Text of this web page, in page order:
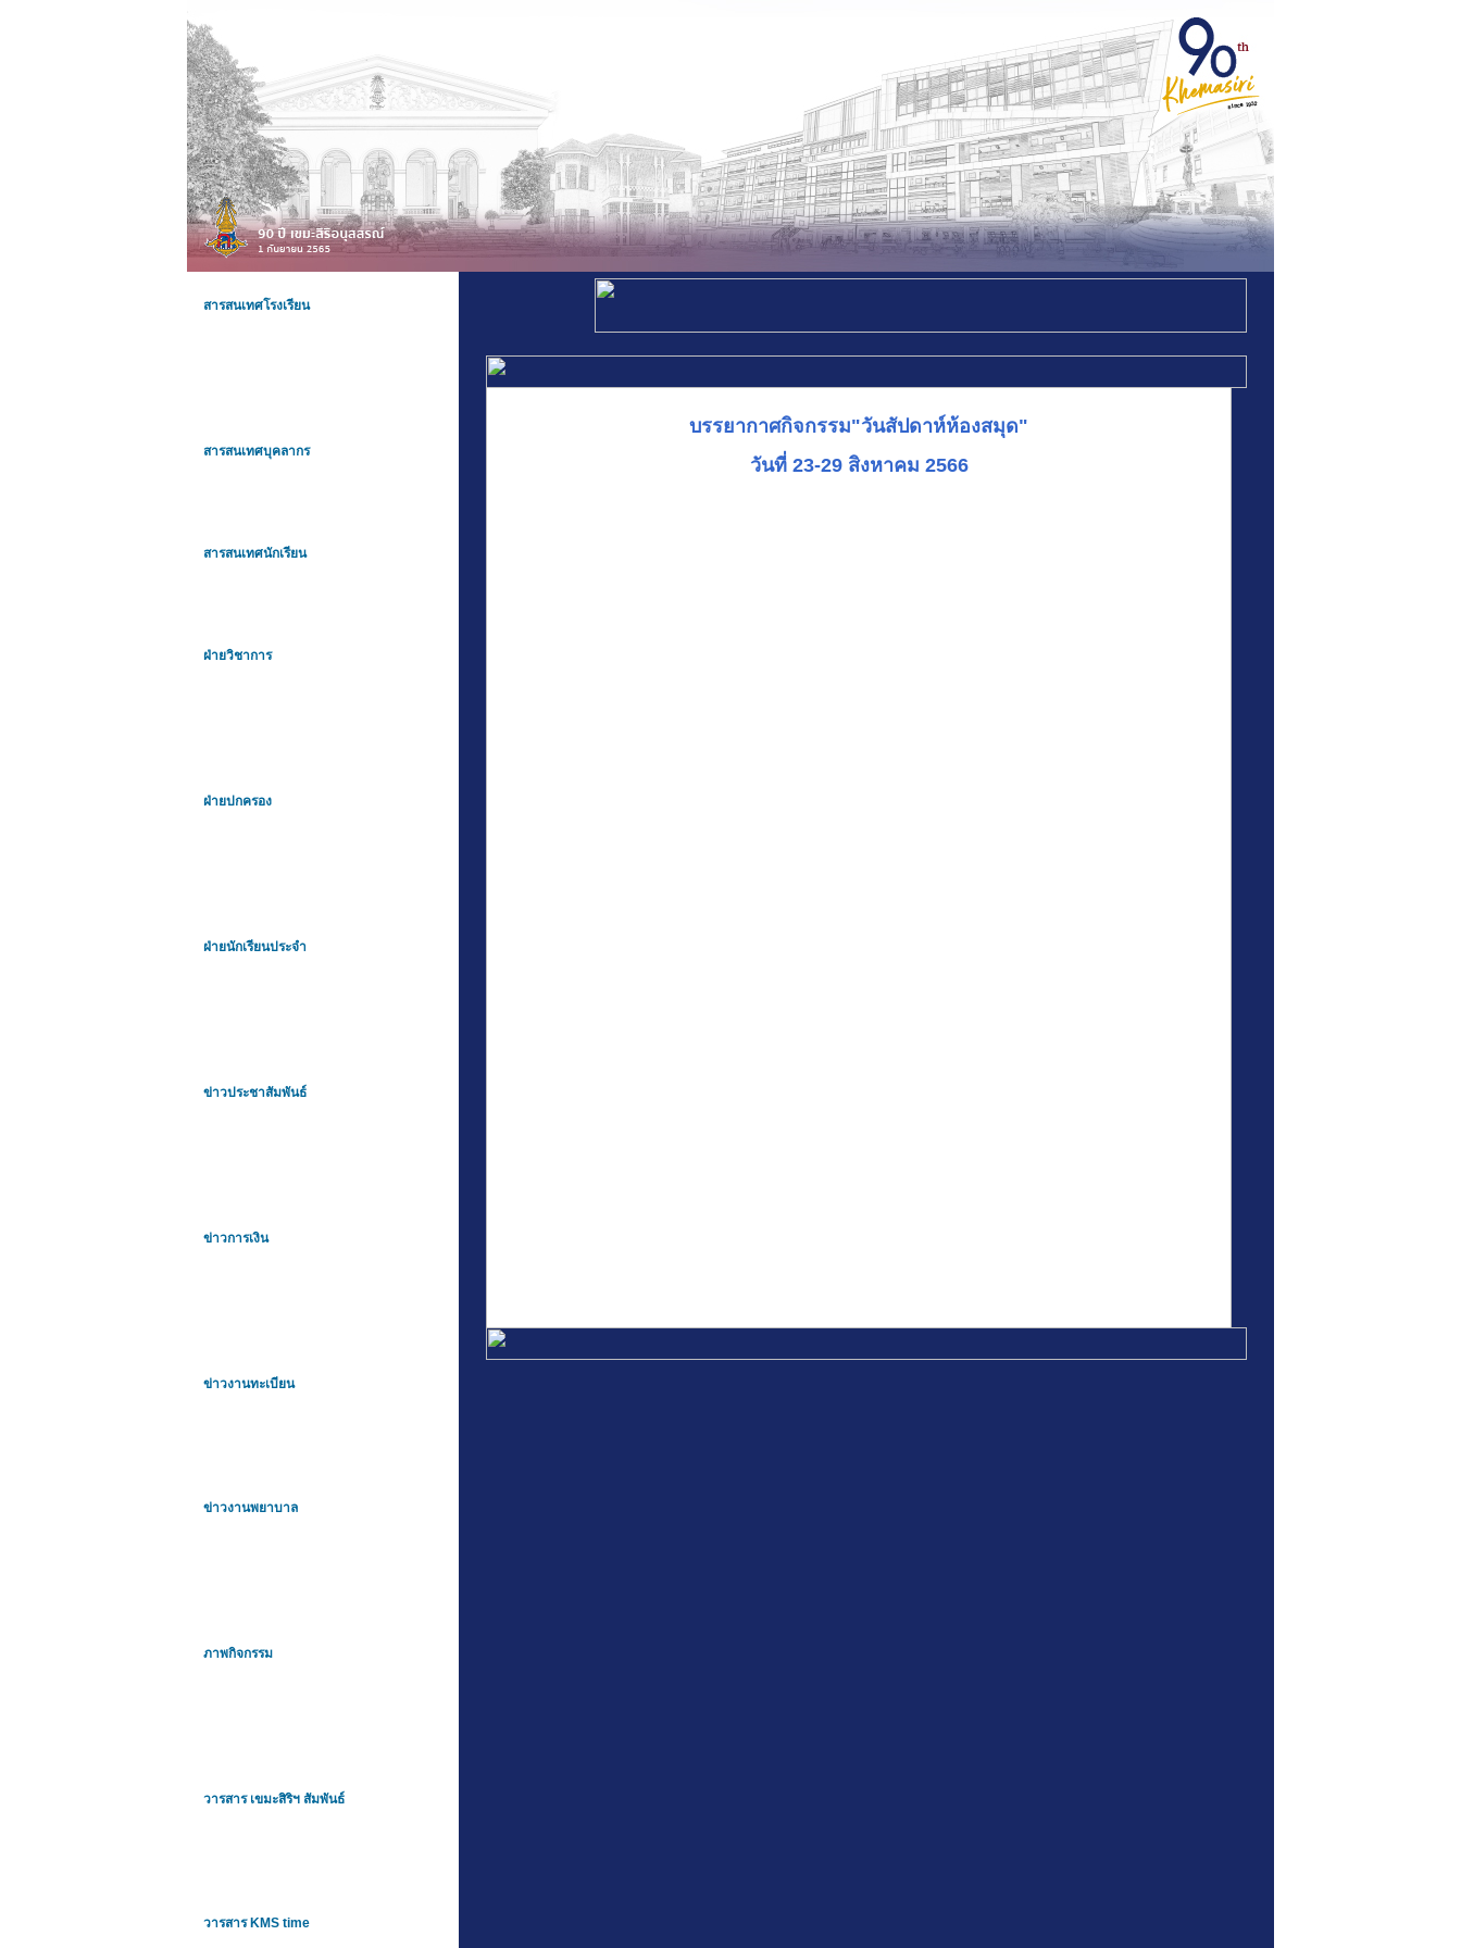
สารสนเทศโรงเรียน
สารสนเทศบุคลากร
สารสนเทศนักเรียน
ฝ่ายวิชาการ
ฝ่ายปกครอง
ฝ่ายนักเรียนประจำ
ข่าวประชาสัมพันธ์
ข่าวการเงิน
ข่าวงานทะเบียน
ข่าวงานพยาบาล
ภาพกิจกรรม
วารสาร เขมะสิริฯ สัมพันธ์
วารสาร KMS time
บรรยากาศกิจกรรม"วันสัปดาห์ห้องสมุด"
วันที่ 23-29 สิงหาคม 2566